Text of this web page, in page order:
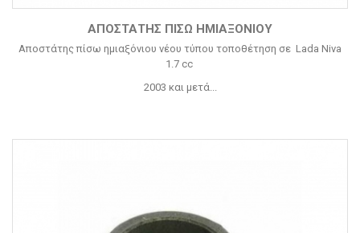
ΑΠΟΣΤΆΤΗΣ ΠΊΣΩ ΗΜΙΑΞΟΝΊΟΥ
Αποστάτης πίσω ημιαξόνιου νέου τύπου τοποθέτηση σε Lada Niva
1.7 cc
2003 και μετά...